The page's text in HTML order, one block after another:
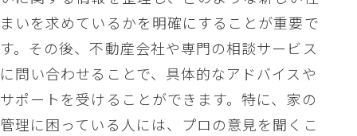
まいを求めているかを明確にすることが重要で
す。その後、不動産会社や専門の相談サービス
に問い合わせることで、具体的なアドバイスや
サポートを受けることができます。特に、家の
管理に困っている人には、プロの意見を聞くこ